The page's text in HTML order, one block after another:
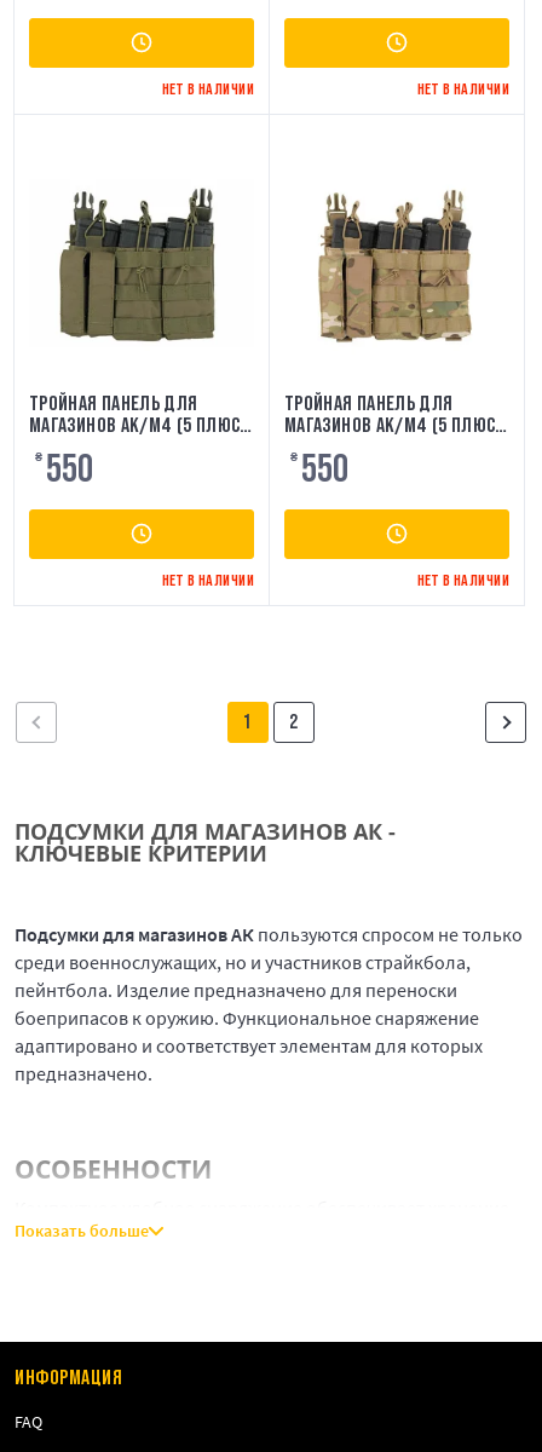
НЕТ В НАЛИЧИИ НЕТ В НАЛИЧИИ
ТРОЙНАЯ ПАНЕЛЬ ДЛЯ
МАГАЗИНОВ AK/M4 (5 ПЛЮС
2) VELCRO - ОЛИВКОВЫЙ
8FIELDS
₴ 550
НЕТ В НАЛИЧИИ
ТРОЙНАЯ ПАНЕЛЬ ДЛЯ
МАГАЗИНОВ AK/M4 (5 ПЛЮС
2) VELCRO - MULTICAM
8FIELDS
₴ 550
НЕТ В НАЛИЧИИ
1 2
ПОДСУМКИ ДЛЯ МАГАЗИНОВ АК -
КЛЮЧЕВЫЕ КРИТЕРИИ
Подсумки для магазинов АК пользуются спросом не только
среди военнослужащих, но и участников страйкбола,
пейнтбола. Изделие предназначено для переноски
боеприпасов к оружию. Функциональное снаряжение
адаптировано и соответствует элементам для которых
предназначено.
ОСОБЕННОСТИ
оснащенных и пустых боекомплектов типа АК, АКМ, М.
Аксессуар бывает двух видов:
Показать больше
ИНФОРМАЦИЯ
FAQ